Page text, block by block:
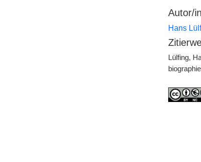
Autor/in
Hans
Lülfing,